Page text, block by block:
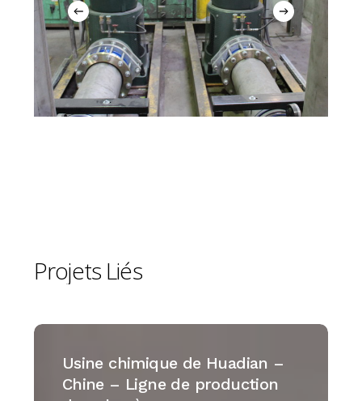
Projets Liés
Usine
chimique
Huadian
Usine chimique de Huadian –
Chine – Ligne de production